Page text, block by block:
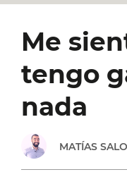
A
Me
tengo
nada
MATÍAS